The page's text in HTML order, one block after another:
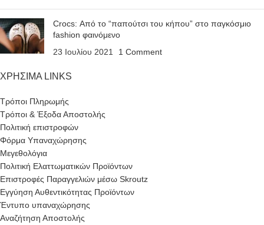
Crocs: Από το “παπούτσι του κήπου” στο παγκόσμιο
fashion φαινόμενο
23 Ιουλίου 2021
1 Comment
ΧΡΗΣΙΜΑ LINKS
Τρόποι Πληρωμής
Τρόποι & Έξοδα Αποστολής
Πολιτική επιστροφών
Φόρμα Υπαναχώρησης
Μεγεθολόγια
Πολιτική Ελαττωματικών Προϊόντων
Επιστροφές Παραγγελιών μέσω Skroutz
Εγγύηση Αυθεντικότητας Προϊόντων
Έντυπο υπαναχώρησης
Αναζήτηση Αποστολής